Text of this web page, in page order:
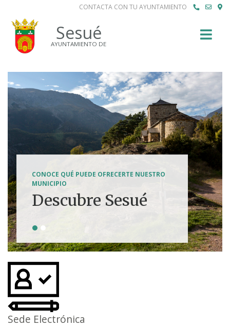
CONTACTA CON TU AYUNTAMIENTO
Sesué
AYUNTAMIENTO DE
CONOCE QUÉ PUEDE OFRECERTE NUESTRO
MUNICIPIO
Descubre Sesué
Tierra de
aventuras
Sede Electrónica